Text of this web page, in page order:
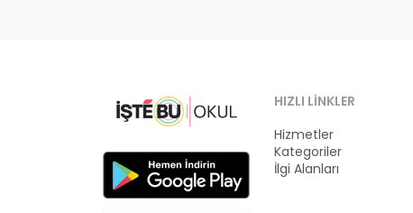
HIZLI LINKLER
Hizmetler
Kategoriler
İlgi Alanları